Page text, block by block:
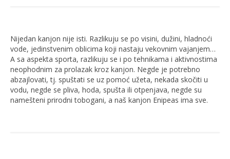
Nijedan kanjon nije isti. Razlikuju se po visini, dužini, hladnoći
vode, jedinstvenim oblicima koji nastaju vekovnim vajanjem…
A sa aspekta sporta, razlikuju se i po tehnikama i aktivnostima
neophodnim za prolazak kroz kanjon. Negde je potrebno
abzajlovati, tj. spuštati se uz pomoć užeta, nekada skočiti u
vodu, negde se pliva, hoda, spušta ili otpenjava, negde su
namešteni prirodni tobogani, a naš kanjon Enipeas ima sve.